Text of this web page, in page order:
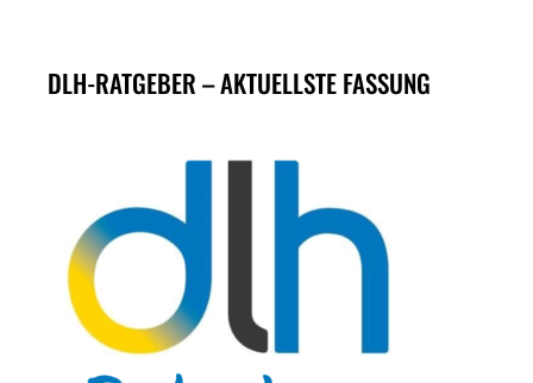
DLH-RATGEBER – AKTUELLSTE FASSUNG